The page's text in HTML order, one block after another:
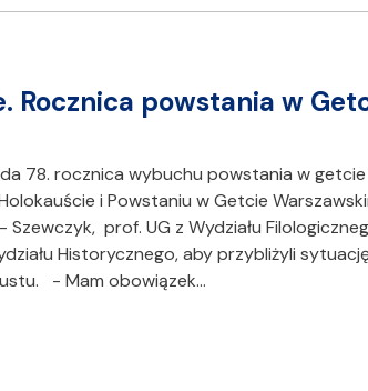
Rocznica powstania w
78. rocznica wybuchu powstania w
i Powstaniu w Getcie
Szewczyk, prof. UG z Wydziału
Historycznego, aby przybliżyli
- Mam obowiązek…